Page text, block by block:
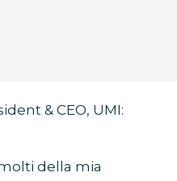
& CEO, UMI:
della mia